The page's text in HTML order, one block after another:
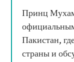
Принц
Пакистан,
страны и